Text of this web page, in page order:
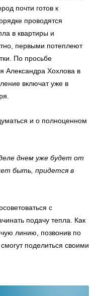
почти готов к
проводятся
в квартиры и
первыми потеплеют
По просьбе
Александра Хохлова в
включат уже в
и о полноценном
днем уже будет от
быть, придется в
с
подачу тепла. Как
линию, позвонив по
поделиться своими